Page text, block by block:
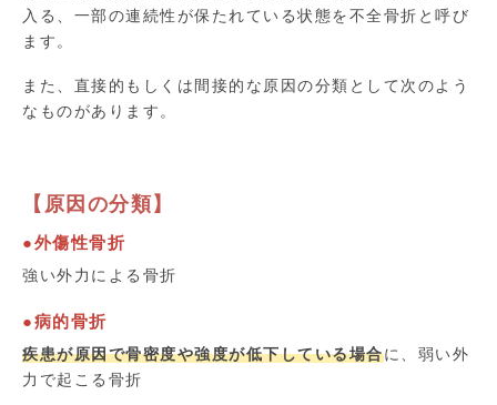
入る、一部の連続性が保たれている状態を不全骨折と呼び
ます。
また、直接的もしくは間接的な原因の分類として次のよう
なものがあります。
【原因の分類】
●外傷性骨折
強い外力による骨折
●病的骨折
疾患が原因で骨密度や強度が低下している場合に、弱い外
力で起こる骨折